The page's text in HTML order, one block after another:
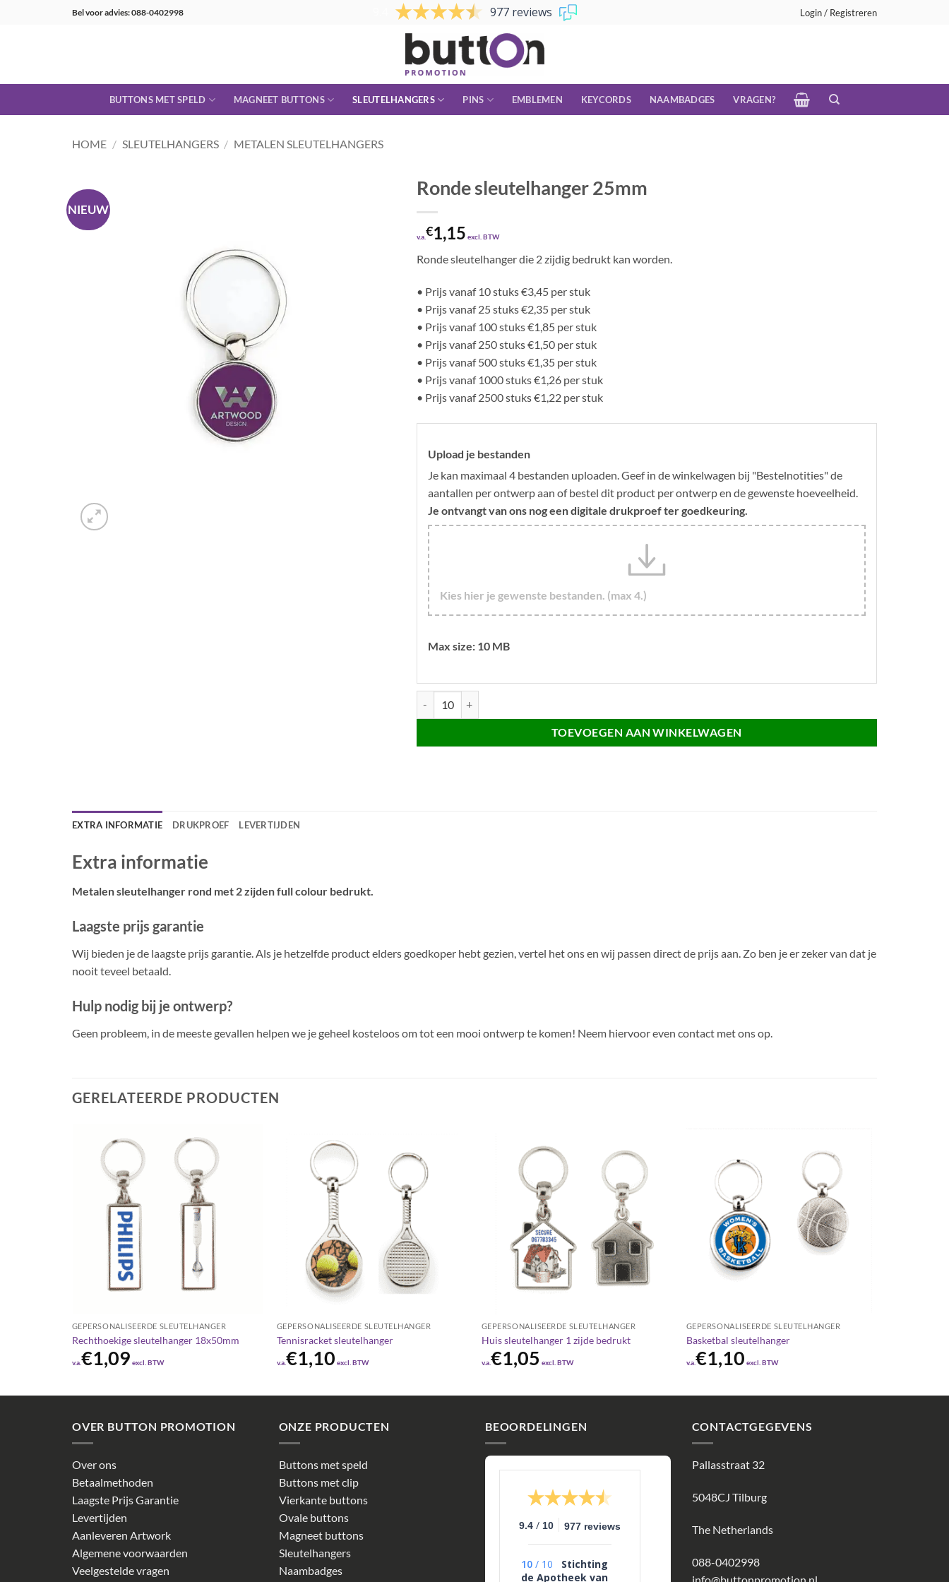
Bel voor advies: 088-0402998 977 reviews Login / Registreren
BUTTONS MET SPELD MAGNEET BUTTONS SLEUTELHANGERS PINS EMBLEMEN KEYCORDS NAAMBADGES VRAGEN?
HOME / SLEUTELHANGERS / METALEN SLEUTELHANGERS
NIEUW
Ronde sleutelhanger 25mm
v.a.€1,15 excl. BTW
Ronde sleutelhanger die 2 zijdig bedrukt kan worden.
• Prijs vanaf 10 stuks €3,45 per stuk
• Prijs vanaf 25 stuks €2,35 per stuk
• Prijs vanaf 100 stuks €1,85 per stuk
• Prijs vanaf 250 stuks €1,50 per stuk
• Prijs vanaf 500 stuks €1,35 per stuk
• Prijs vanaf 1000 stuks €1,26 per stuk
• Prijs vanaf 2500 stuks €1,22 per stuk
Upload je bestanden
Je kan maximaal 4 bestanden uploaden. Geef in de winkelwagen bij "Bestelnotities" de
aantallen per ontwerp aan of bestel dit product per ontwerp en de gewenste hoeveelheid.
Je ontvangt van ons nog een digitale drukproef ter goedkeuring.
Kies hier je gewenste bestanden. (max 4.)
Max size: 10 MB
TOEVOEGEN AAN WINKELWAGEN
EXTRA INFORMATIE DRUKPROEF LEVERTIJDEN
Extra informatie
Metalen sleutelhanger rond met 2 zijden full colour bedrukt.
Laagste prijs garantie
Wij bieden je de laagste prijs garantie. Als je hetzelfde product elders goedkoper hebt gezien, vertel het ons en wij passen direct de prijs aan. Zo ben je er zeker van dat je
nooit teveel betaald.
Hulp nodig bij je ontwerp?
Geen probleem, in de meeste gevallen helpen we je geheel kosteloos om tot een mooi ontwerp te komen! Neem hiervoor even contact met ons op.
GERELATEERDE PRODUCTEN
GEPERSONALISEERDE SLEUTELHANGER
Rechthoekige sleutelhanger 18x50mm
v.a.€1,09 excl. BTW
GEPERSONALISEERDE SLEUTELHANGER
Tennisracket sleutelhanger
v.a.€1,10 excl. BTW
GEPERSONALISEERDE SLEUTELHANGER
Huis sleutelhanger 1 zijde bedrukt
v.a.€1,05 excl. BTW
GEPERSONALISEERDE SLEUTELHANGER
Basketbal sleutelhanger
v.a.€1,10 excl. BTW
OVER BUTTON PROMOTION
Over ons
Betaalmethoden
Laagste Prijs Garantie
Levertijden
Aanleveren Artwork
Algemene voorwaarden
Veelgestelde vragen
ONZE PRODUCTEN
Buttons met speld
Buttons met clip
Vierkante buttons
Ovale buttons
Magneet buttons
Sleutelhangers
Naambadges
BEOORDELINGEN
9.4 / 10 977 reviews
10 / 10
Stichting
de Apotheek van
CONTACTGEGEVENS
Pallasstraat 32
5048CJ Tilburg
The Netherlands
088-0402998